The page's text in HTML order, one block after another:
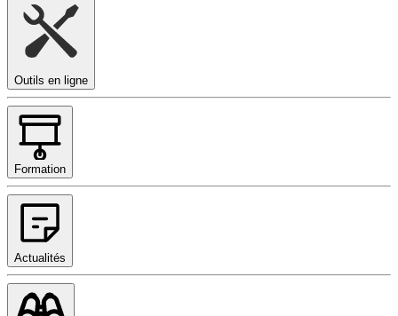
Outils en ligne
Formation
Actualités